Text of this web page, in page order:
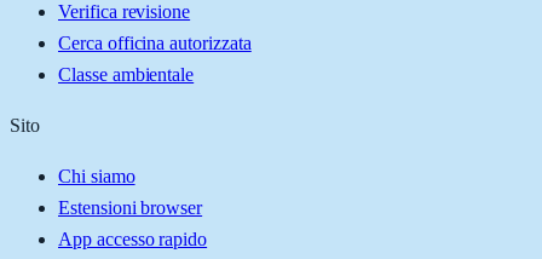
Verifica revisione
Cerca officina autorizzata
Classe ambientale
Sito
Chi siamo
Estensioni browser
App accesso rapido